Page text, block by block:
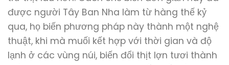
được người Tây Ban Nha làm từ hàng thế kỷ
qua, họ biến phương pháp này thành một nghệ
thuật, khi mà muối kết hợp với thời gian và độ
lạnh ở các vùng núi, biến đổi thịt lợn tươi thành